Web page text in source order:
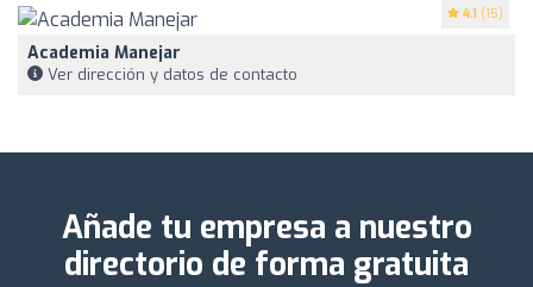
4.1 (15)
Academia Manejar
Ver dirección y datos de contacto
Añade tu empresa a nuestro
directorio de forma gratuita